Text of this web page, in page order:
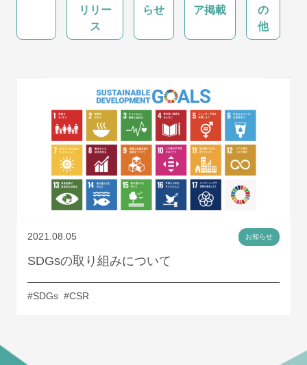
リリー
ス
らせ
ア掲載
の
他
2021.08.05 お知らせ
SDGsの取り組みについて
#SDGs #CSR